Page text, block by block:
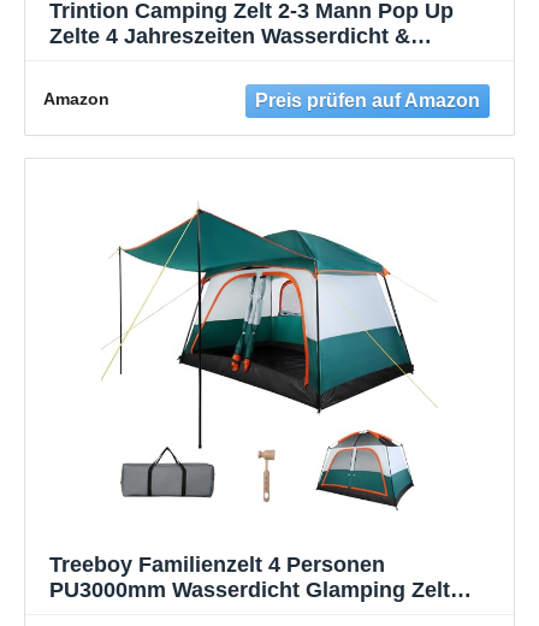
Trintion Camping Zelt 2-3 Mann Pop Up
Zelte 4 Jahreszeiten Wasserdicht &
Amazon
Treeboy Familienzelt 4 Personen
PU3000mm Wasserdicht Glamping Zelt